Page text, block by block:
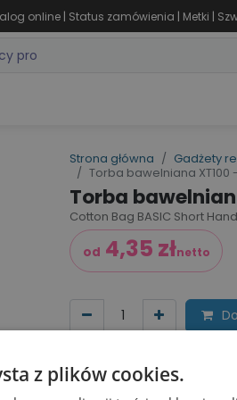
online | Status zamówienia | Metki |
Strona główna Gadżety
Torba bawelniana XT100
Torba
Cotton Bag BASIC Short
od 4,35 złnetto
z plików cookies.